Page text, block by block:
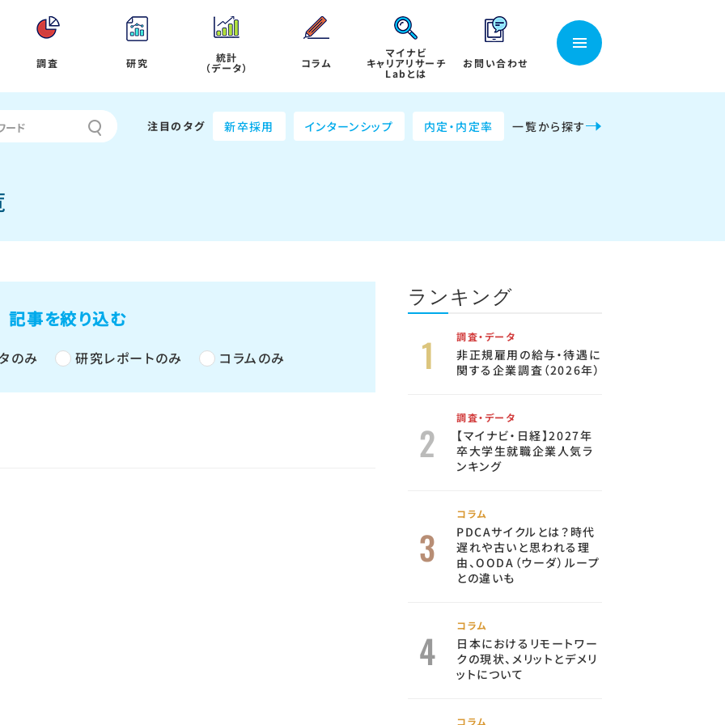
調査 研究 統計
（データ） コラム
マイナビ
キャリアリサーチ
Labとは
お問い合わせ
注目のタグ 新卒採用 インターンシップ 内定・内定率 一覧から探す
記事を絞り込む
のみ 研究レポートのみ コラムのみ
ランキング
調査・データ
非正規雇用の給与・待遇に
関する企業調査（2026年）
調査・データ
【マイナビ・日経】2027年
卒大学生就職企業人気ラ
ンキング
コラム
PDCAサイクルとは？時代
遅れや古いと思われる理
由、OODA（ウーダ）ループ
との違いも
コラム
日本におけるリモートワー
クの現状、メリットとデメリ
ットについて
コラム